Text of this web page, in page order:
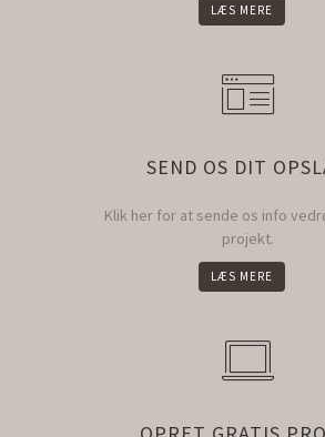
LÆS MERE
SEND OS DIT
Klik her for at sende os info
projekt.
LÆS MERE